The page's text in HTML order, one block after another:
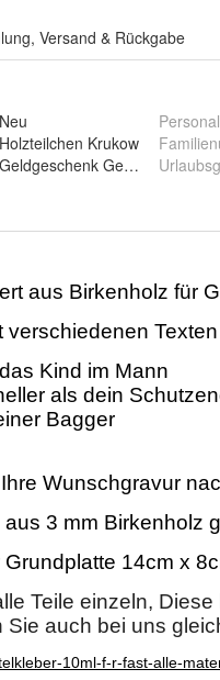
Versand & Rückgabe
Neu
Holzteilchen Krukow
Geldgeschenk Geburtstag